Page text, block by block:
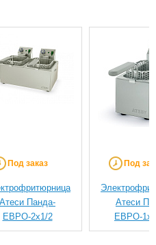
Под заказ
Атеси Панда-
ЕВРО-2х1/2
Под
Атеси
ЕВРО-